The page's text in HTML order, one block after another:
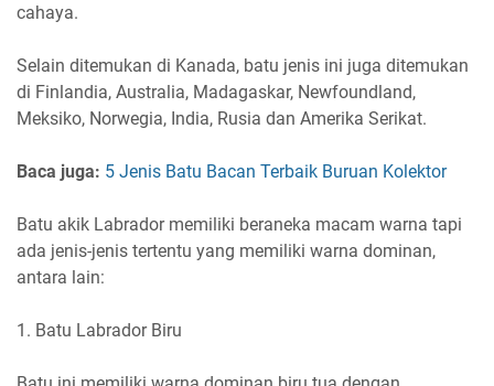
cahaya.
Selain ditemukan di Kanada, batu jenis ini juga ditemukan
di Finlandia, Australia, Madagaskar, Newfoundland,
Meksiko, Norwegia, India, Rusia dan Amerika Serikat.
Baca juga: 5 Jenis Batu Bacan Terbaik Buruan Kolektor
Batu akik Labrador memiliki beraneka macam warna tapi
ada jenis-jenis tertentu yang memiliki warna dominan,
antara lain:
1. Batu Labrador Biru